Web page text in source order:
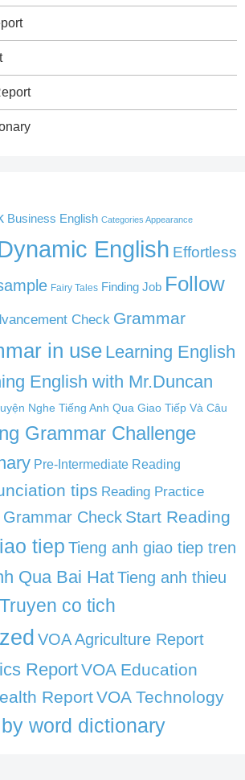
Business English Categories Appearance
English Effortless
Fairy Tales Finding Job Follow
Check Grammar
in use Learning English
English with Mr.Duncan
Nghe Tiếng Anh Qua Giao Tiếp Và Câu
Grammar Challenge
Pre-Intermediate Reading
tips Reading Practice
Check Start Reading
tiep Tieng anh giao tiep tren
Qua Bai HatTieng anh thieu
Truyen co tich
VOA Agriculture Report
ReportVOA Education
ReportVOA Technology
word dictionary